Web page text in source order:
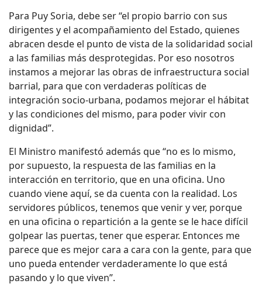
Para Puy Soria, debe ser “el propio barrio con sus
dirigentes y el acompañamiento del Estado, quienes
abracen desde el punto de vista de la solidaridad social
a las familias más desprotegidas. Por eso nosotros
instamos a mejorar las obras de infraestructura social
barrial, para que con verdaderas políticas de
integración socio-urbana, podamos mejorar el hábitat
y las condiciones del mismo, para poder vivir con
dignidad”.
El Ministro manifestó además que “no es lo mismo,
por supuesto, la respuesta de las familias en la
interacción en territorio, que en una oficina. Uno
cuando viene aquí, se da cuenta con la realidad. Los
servidores públicos, tenemos que venir y ver, porque
en una oficina o repartición a la gente se le hace difícil
golpear las puertas, tener que esperar. Entonces me
parece que es mejor cara a cara con la gente, para que
uno pueda entender verdaderamente lo que está
pasando y lo que viven”.